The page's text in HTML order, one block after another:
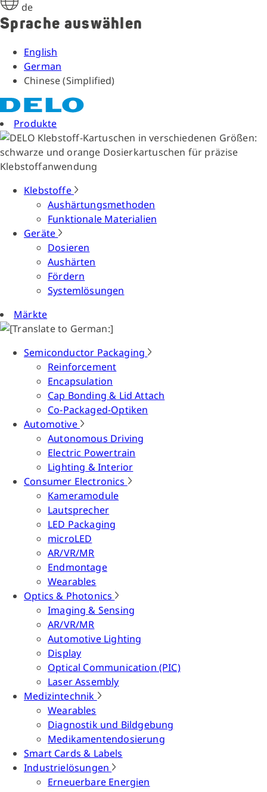
de
Sprache auswählen
English
German
Chinese (Simplified)
Produkte
Klebstoffe
Aushärtungsmethoden
Funktionale Materialien
Geräte
Dosieren
Aushärten
Fördern
Systemlösungen
Märkte
Semiconductor Packaging
Reinforcement
Encapsulation
Cap Bonding & Lid Attach
Co-Packaged-Optiken
Automotive
Autonomous Driving
Electric Powertrain
Lighting & Interior
Consumer Electronics
Kameramodule
Lautsprecher
LED Packaging
microLED
AR/VR/MR
Endmontage
Wearables
Optics & Photonics
Imaging & Sensing
AR/VR/MR
Automotive Lighting
Display
Optical Communication (PIC)
Laser Assembly
Medizintechnik
Wearables
Diagnostik und Bildgebung
Medikamentendosierung
Smart Cards & Labels
Industrielösungen
Erneuerbare Energien